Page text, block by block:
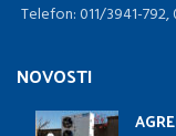
Telefon: 011/3941-
NOVOSTI